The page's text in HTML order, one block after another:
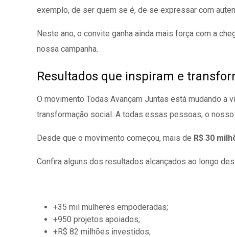
exemplo, de ser quem se é, de se expressar com
Neste ano, o convite ganha ainda mais força com a
nossa campanha.
Resultados que inspiram e
O movimento Todas Avançam Juntas está mudando
transformação social. A todas essas pessoas, o
Desde que o movimento começou, mais de R$ 30
Confira alguns dos resultados alcançados ao longo
+35 mil mulheres empoderadas;
+950 projetos apoiados;
+R$ 82 milhões investidos;